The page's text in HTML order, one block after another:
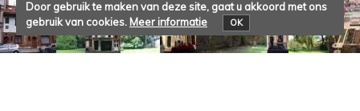
Door gebruik te maken van deze site, gaat u akkoord met ons
gebruik van cookies. Meer informatie OK